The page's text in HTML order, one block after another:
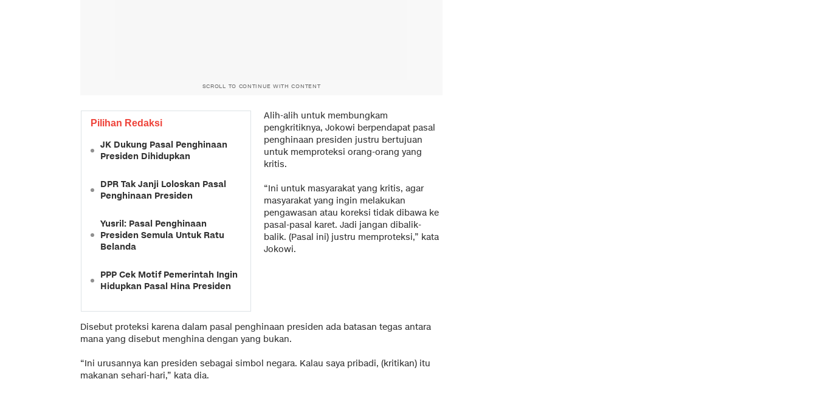
SCROLL TO CONTINUE WITH CONTENT
Pilihan Redaksi
JK Dukung Pasal Penghinaan
Presiden Dihidupkan
DPR Tak Janji Loloskan Pasal
Penghinaan Presiden
Yusril: Pasal Penghinaan
Presiden Semula Untuk Ratu
Belanda
PPP Cek Motif Pemerintah Ingin
Hidupkan Pasal Hina Presiden
Alih-alih untuk membungkam
pengkritiknya, Jokowi berpendapat pasal
penghinaan presiden justru bertujuan
untuk memproteksi orang-orang yang
kritis.
“Ini untuk masyarakat yang kritis, agar
masyarakat yang ingin melakukan
pengawasan atau koreksi tidak dibawa ke
pasal-pasal karet. Jadi jangan dibalik-
balik. (Pasal ini) justru memproteksi,” kata
Jokowi.
Disebut proteksi karena dalam pasal penghinaan presiden ada batasan tegas antara
mana yang disebut menghina dengan yang bukan.
“Ini urusannya kan presiden sebagai simbol negara. Kalau saya pribadi, (kritikan) itu
makanan sehari-hari,” kata dia.